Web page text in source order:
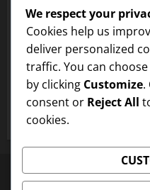
KATEGORIEN
Codes einlösen in EA
Event-Token-Shop-Preise in
Star Pass Boni in EA
Kontaktieren Sie uns
We respect your
Cookies help us
deliver personalized
traffic. You can
by clicking Customize.
consent or Reject All
cookies.